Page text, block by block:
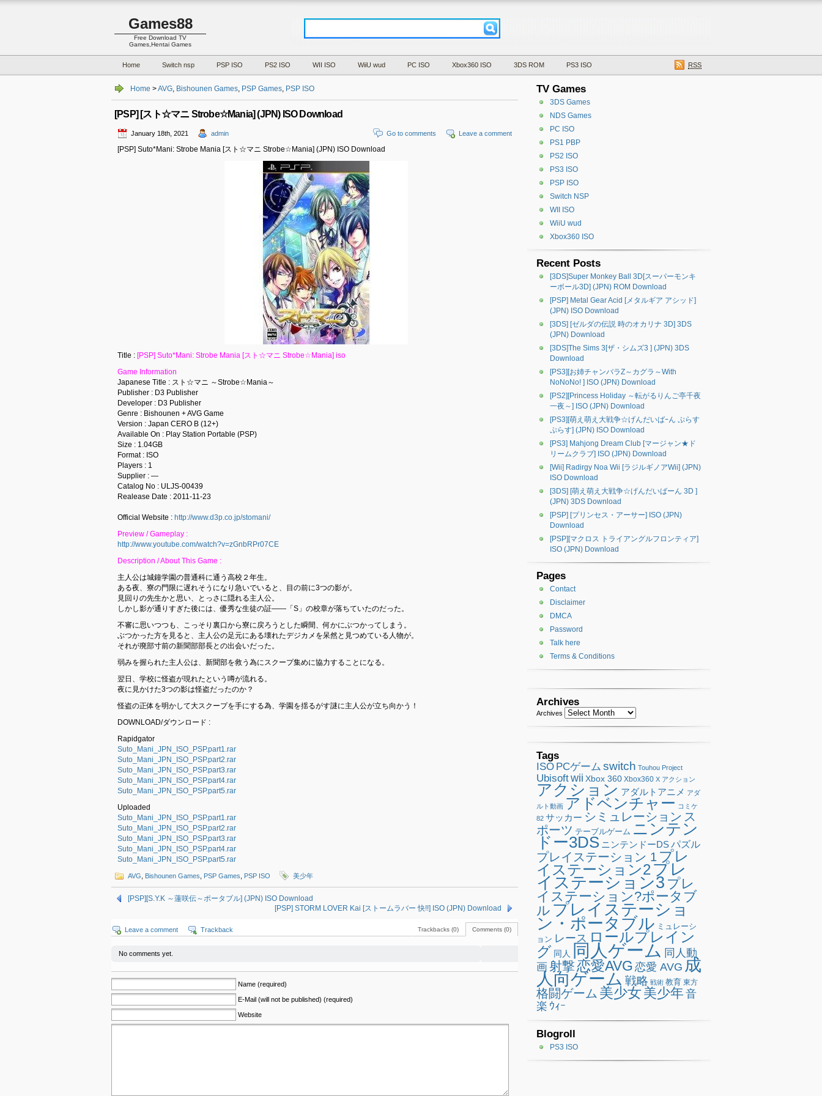
Games88
Free Download TV
Games,Hentai Games
Home Switch nsp PSP ISO PS2 ISO WII ISO WiiU wud PC ISO Xbox360 ISO 3DS ROM PS3 ISO RSS
Home >AVG, Bishounen Games, PSP Games, PSP ISO
[PSP] [スト☆マニ Strobe☆Mania] (JPN) ISO Download
January 18th, 2021 admin Leave a comment
Go to comments
[PSP] Suto*Mani: Strobe Mania [スト☆マニ Strobe☆Mania] (JPN) ISO Download
Title : [PSP] Suto*Mani: Strobe Mania [スト☆マニ Strobe☆Mania] iso
Game Information
Japanese Title : スト☆マニ ～Strobe☆Mania～
Publisher : D3 Publisher
Developer : D3 Publisher
Genre : Bishounen + AVG Game
Version : Japan CERO B (12+)
Available On : Play Station Portable (PSP)
Size : 1.04GB
Format : ISO
Players : 1
Supplier : —
Catalog No : ULJS-00439
Realease Date : 2011-11-23
Official Website : http://www.d3p.co.jp/stomani/
Preview / Gameplay :
http://www.youtube.com/watch?v=zGnbRPr07CE
Description / About This Game :
主人公は城鐘学園の普通科に通う高校２年生。
ある夜、寮の門限に遅れそうになり急いでいると、目の前に3つの影が。
見回りの先生かと思い、とっさに隠れる主人公。
しかし影が通りすぎた後には、優秀な生徒の証――「S」の校章が落ちていたのだった。
不審に思いつつも、こっそり裏口から寮に戻ろうとした瞬間、何かにぶつかってしまう。
ぶつかった方を見ると、主人公の足元にある壊れたデジカメを呆然と見つめている人物が。
それが廃部寸前の新聞部部長との出会いだった。
弱みを握られた主人公は、新聞部を救う為にスクープ集めに協力することになる。
翌日、学校に怪盗が現れたという噂が流れる。
夜に見かけた3つの影は怪盗だったのか？
怪盗の正体を明かして大スクープを手にする為、学園を揺るがす謎に主人公が立ち向かう！
DOWNLOAD/ダウンロード :
Rapidgator
Suto_Mani_JPN_ISO_PSP.part1.rar
Suto_Mani_JPN_ISO_PSP.part2.rar
Suto_Mani_JPN_ISO_PSP.part3.rar
Suto_Mani_JPN_ISO_PSP.part4.rar
Suto_Mani_JPN_ISO_PSP.part5.rar
Uploaded
Suto_Mani_JPN_ISO_PSP.part1.rar
Suto_Mani_JPN_ISO_PSP.part2.rar
Suto_Mani_JPN_ISO_PSP.part3.rar
Suto_Mani_JPN_ISO_PSP.part4.rar
Suto_Mani_JPN_ISO_PSP.part5.rar
AVG Bishounen Games PSP Games PSP ISO 美少年
[PSP][S.Y.K ～蓮咲伝～ポータブル] (JPN) ISO Download
[PSP] STORM LOVER Kai [ストームラバー 快!!] ISO (JPN) Download
Comments (0)
Trackbacks (0)
Leave a comment Trackback
No comments yet.
Name (required)
E-Mail (will not be published) (required)
Website
TV Games
3DS Games
NDS Games
PC ISO
PS1 PBP
PS2 ISO
PS3 ISO
PSP ISO
Switch NSP
WII ISO
WiiU wud
Xbox360 ISO
Recent Posts
[3DS]Super Monkey Ball 3D[スーパーモンキ
ーボール3D] (JPN) ROM Download
[PSP] Metal Gear Acid [メタルギア アシッド]
(JPN) ISO Download
[3DS] [ゼルダの伝説 時のオカリナ 3D] 3DS
(JPN) Download
[3DS]The Sims 3[ザ・シムズ3 ] (JPN) 3DS
Download
[PS3][お姉チャンバラZ～カグラ～With
NoNoNo! ] ISO (JPN) Download
[PS2][Princess Holiday ～転がるりんご亭千夜
一夜～] ISO (JPN) Download
[PS3][萌え萌え大戦争☆げんだいばｰん ぷらす
ぷらす] (JPN) ISO Download
[PS3] Mahjong Dream Club [マージャン★ド
リームクラブ] ISO (JPN) Download
[Wii] Radirgy Noa Wii [ラジルギノアWii] (JPN)
ISO Download
[3DS] [萌え萌え大戦争☆げんだいばーん 3D ]
(JPN) 3DS Download
[PSP] [プリンセス・アーサー] ISO (JPN)
Download
[PSP][マクロス トライアングルフロンティア]
ISO (JPN) Download
Pages
Contact
Disclaimer
DMCA
Password
Talk here
Terms & Conditions
Archives
Archives
Tags
ISO PCゲーム switch Touhou Project
Ubisoftwii Xbox 360 Xbox360 X アクション
アクション アダルトアニメ アダ
ルト動画 アドベンチャー コミケ
82 サッカー シミュレーション ス
ポーツ テーブルゲーム ニンテン
ドー3DS ニンテンドーDSパズル
プレイステーション 1 プレ
イステーション2プレ
イステーション3 プレ
イステーション?ポータブ
ル プレイステーショ
ン・ポータブル ミュレーシ
ョン レース ロールプレイン
グ 同人 同人ゲーム 同人動
画射撃恋愛AVG 恋愛 AVG 成
人向ゲーム 戦略 戦術 教育 東方
格闘ゲーム 美少女 美少年音
楽 ｳｨｰ
Blogroll
PS3 ISO